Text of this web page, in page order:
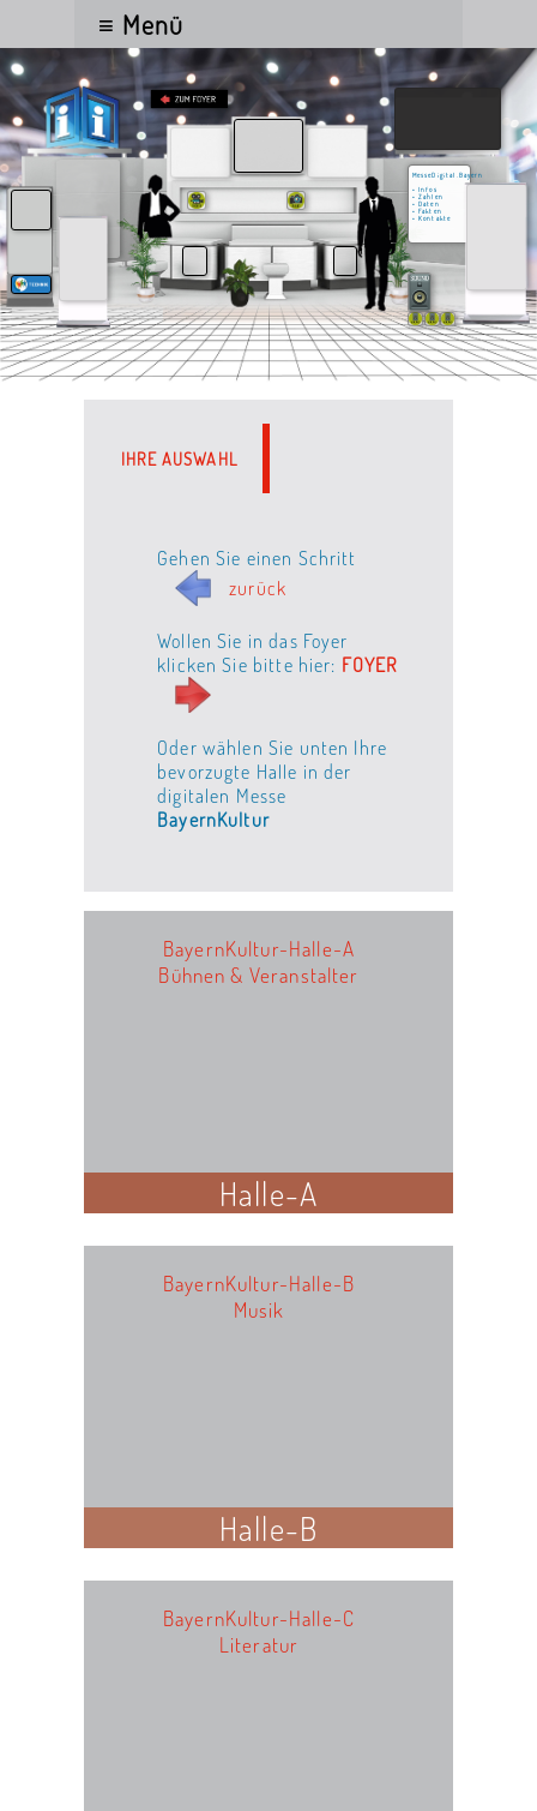
≡ Menü
MesseDigital.Bayern
• Infos
• Zahlen
• Daten
• Fakten
• Kontakte
IHRE AUSWAHL
Gehen Sie einen Schritt
zurück
Wollen Sie in das Foyer
klicken Sie bitte hier: FOYER
Oder wählen Sie unten Ihre
bevorzugte Halle in der
digitalen Messe
BayernKultur
BayernKultur-Halle-A
Bühnen & Veranstalter
Halle-A
BayernKultur-Halle-B
Musik
Halle-B
BayernKultur-Halle-C
Literatur